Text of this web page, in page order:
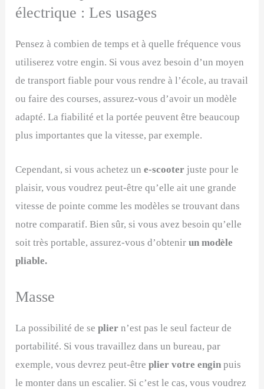
électrique : Les usages
Pensez à combien de temps et à quelle fréquence vous
utiliserez votre engin. Si vous avez besoin d’un moyen
de transport fiable pour vous rendre à l’école, au travail
ou faire des courses, assurez-vous d’avoir un modèle
adapté. La fiabilité et la portée peuvent être beaucoup
plus importantes que la vitesse, par exemple.
Cependant, si vous achetez une-scooter juste pour le
plaisir, vous voudrez peut-être qu’elle ait une grande
vitesse de pointe comme les modèles se trouvant dans
notre comparatif. Bien sûr, si vous avez besoin qu’elle
soit très portable, assurez-vous d’obtenirun modèle
pliable.
Masse
La possibilité de sepliern’est pas le seul facteur de
portabilité. Si vous travaillez dans un bureau, par
exemple, vous devrez peut-êtreplier votre engin puis
le monter dans un escalier. Si c’est le cas, vous voudrez